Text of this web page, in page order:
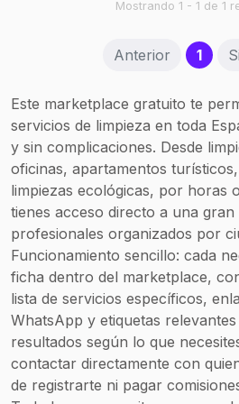
manchas, ácaros y
pensando en brindar
libre y garantizando
acogedores.
valoraciones de los
calidad, la atención al
intervención.
Mostrando 1 - 1 de 1
Anterior 1
Este marketplace gratuito te
servicios de limpieza en toda
y sin complicaciones. Desde
oficinas, apartamentos
limpiezas ecológicas, por horas
tienes acceso directo a una gran
profesionales organizados por
Funcionamiento sencillo: cada
ficha dentro del marketplace,
lista de servicios específicos,
WhatsApp y etiquetas
resultados según lo que
contactar directamente con
de registrarte ni pagar